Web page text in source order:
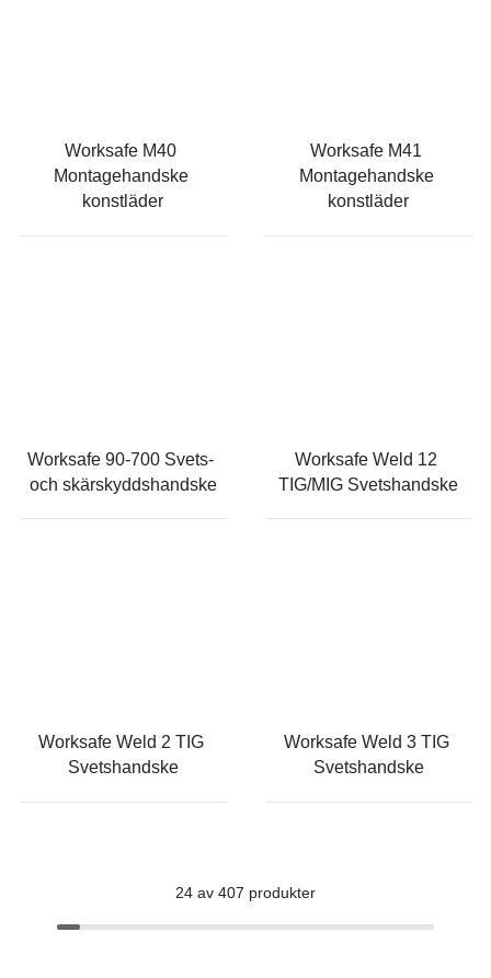
Worksafe M40
Montagehandske
konstläder
Worksafe M41
Montagehandske
konstläder
Worksafe 90-700 Svets-
och skärskyddshandske
Worksafe Weld 12
TIG/MIG Svetshandske
Worksafe Weld 2 TIG
Svetshandske
Worksafe Weld 3 TIG
Svetshandske
24 av 407 produkter